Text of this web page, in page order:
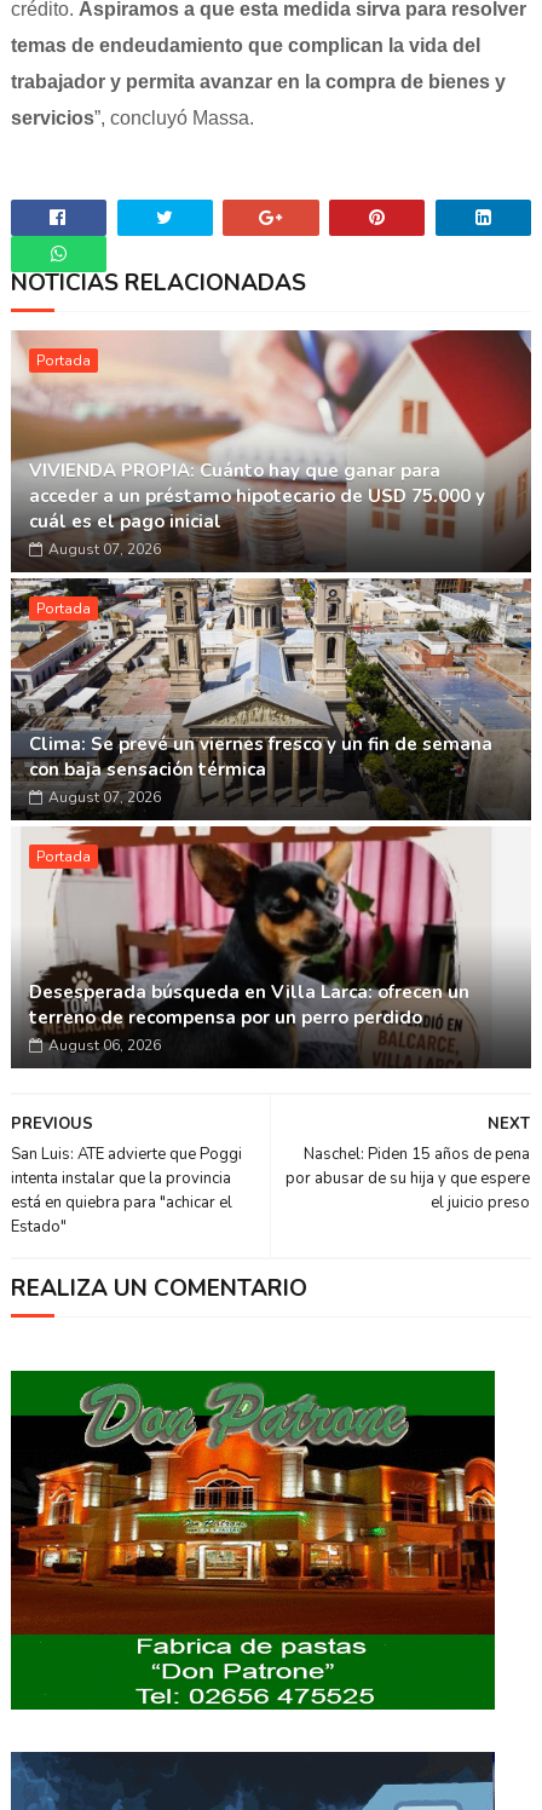
crédito. Aspiramos a que esta medida sirva para resolver
temas de endeudamiento que complican la vida del
trabajador y permita avanzar en la compra de bienes y
servicios”, concluyó Massa.
Whatsapp
NOTICIAS RELACIONADAS
Portada
VIVIENDA PROPIA: Cuánto hay que ganar para
acceder a un préstamo hipotecario de USD 75.000 y
cuál es el pago inicial
August 07, 2026
Portada
Clima: Se prevé un viernes fresco y un fin de semana
con baja sensación térmica
August 07, 2026
Portada
Desesperada búsqueda en Villa Larca: ofrecen un
terreno de recompensa por un perro perdido
August 06, 2026
NEXT
Naschel: Piden 15 años de pena
por abusar de su hija y que espere
el juicio preso
PREVIOUS
San Luis: ATE advierte que Poggi
intenta instalar que la provincia
está en quiebra para "achicar el
Estado"
REALIZA UN COMENTARIO